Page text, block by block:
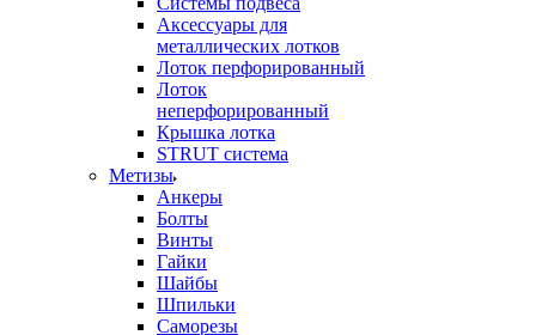
Аксессуары для
металлических лотков
Лоток перфорированный
Лоток
неперфорированный
Крышка лотка
STRUT система
Метизы
Анкеры
Болты
Винты
Гайки
Шайбы
Шпильки
Саморезы